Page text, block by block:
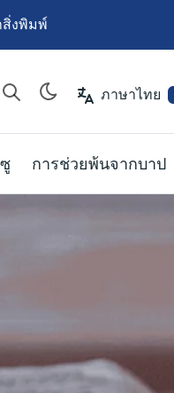
งพิมพ์
ภาษาไทย
การช่วยพ้นจากบาป